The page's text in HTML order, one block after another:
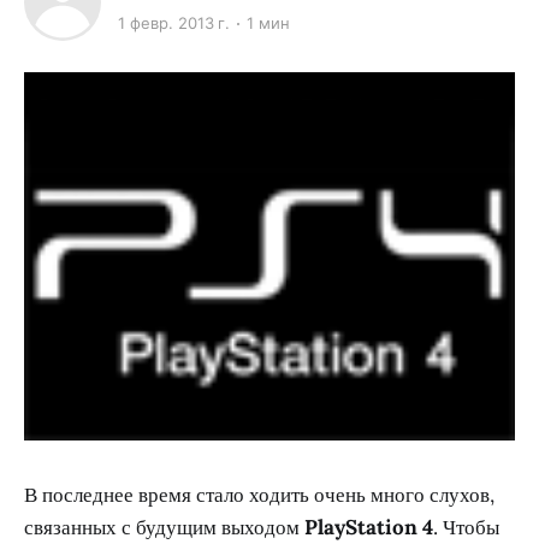
1 февр. 2013 г. 1 мин
В последнее время стало ходить очень много слухов,
связанных с будущим выходомPlayStation 4. Чтобы